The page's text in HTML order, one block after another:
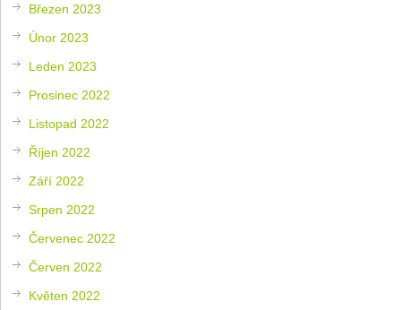
Březen 2023
Únor 2023
Leden 2023
Prosinec 2022
Listopad 2022
Říjen 2022
Září 2022
Srpen 2022
Červenec 2022
Červen 2022
Květen 2022